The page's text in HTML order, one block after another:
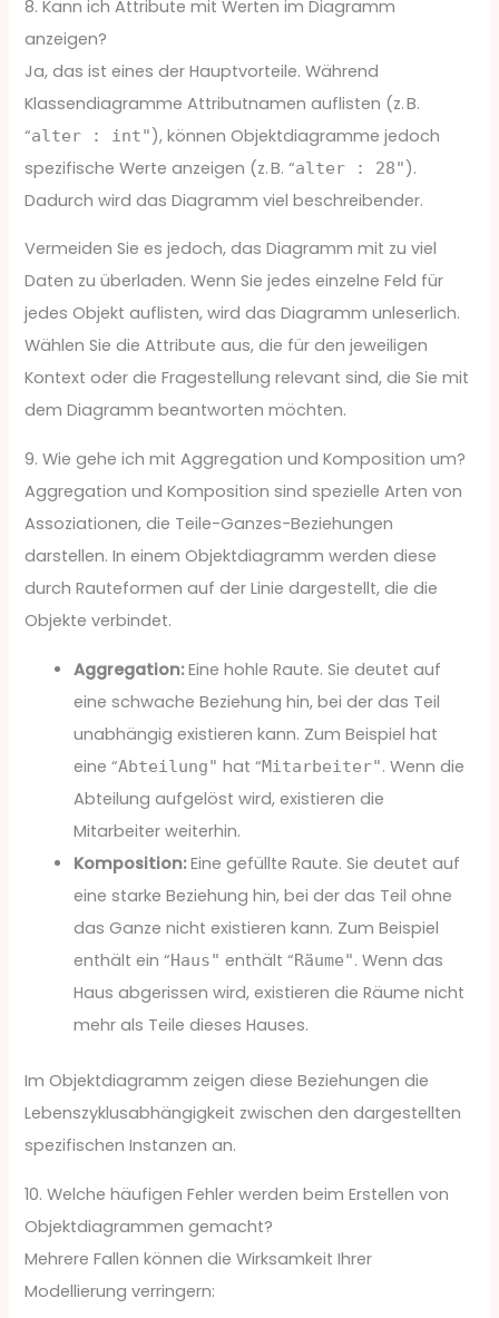
8. Kann ich Attribute mit Werten im Diagramm
anzeigen?
Ja, das ist eines der Hauptvorteile. Während
Klassendiagramme Attributnamen auflisten (z. B.
“alter : int"), können Objektdiagramme jedoch
spezifische Werte anzeigen (z. B. “alter : 28").
Dadurch wird das Diagramm viel beschreibender.
Vermeiden Sie es jedoch, das Diagramm mit zu viel
Daten zu überladen. Wenn Sie jedes einzelne Feld für
jedes Objekt auflisten, wird das Diagramm unleserlich.
Wählen Sie die Attribute aus, die für den jeweiligen
Kontext oder die Fragestellung relevant sind, die Sie mit
dem Diagramm beantworten möchten.
9. Wie gehe ich mit Aggregation und Komposition um?
Aggregation und Komposition sind spezielle Arten von
Assoziationen, die Teile-Ganzes-Beziehungen
darstellen. In einem Objektdiagramm werden diese
durch Rauteformen auf der Linie dargestellt, die die
Objekte verbindet.
Aggregation:Eine hohle Raute. Sie deutet auf
eine schwache Beziehung hin, bei der das Teil
unabhängig existieren kann. Zum Beispiel hat
eine “Abteilung" hat “Mitarbeiter". Wenn die
Abteilung aufgelöst wird, existieren die
Mitarbeiter weiterhin.
Komposition:Eine gefüllte Raute. Sie deutet auf
eine starke Beziehung hin, bei der das Teil ohne
das Ganze nicht existieren kann. Zum Beispiel
enthält ein “Haus" enthält “Räume". Wenn das
Haus abgerissen wird, existieren die Räume nicht
mehr als Teile dieses Hauses.
Im Objektdiagramm zeigen diese Beziehungen die
Lebenszyklusabhängigkeit zwischen den dargestellten
spezifischen Instanzen an.
10. Welche häufigen Fehler werden beim Erstellen von
Objektdiagrammen gemacht?
Mehrere Fallen können die Wirksamkeit Ihrer
Modellierung verringern: